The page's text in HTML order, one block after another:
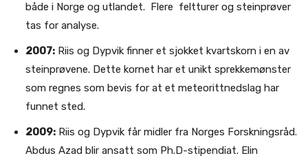
både i Norge og utlandet. Flere feltturer og steinprøver
tas for analyse.
2007: Riis og Dypvik finner et sjokket kvartskorn i en av
steinprøvene. Dette kornet har et unikt sprekkemønster
som regnes som bevis for at et meteorittnedslag har
funnet sted.
2009: Riis og Dypvik får midler fra Norges Forskningsråd.
Abdus Azad blir ansatt som Ph.D-stipendiat. Elin